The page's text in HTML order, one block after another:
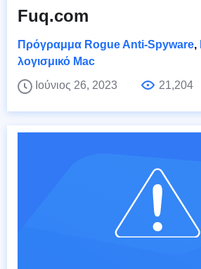
Fuq.com
Πρόγραμμα Rogue Anti-Spyware,
λογισμικό Mac
Ιούνιος 26, 2023
21,204